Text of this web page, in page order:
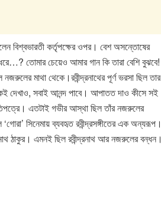
বিশ্বভারতী কর্তৃপক্ষের ওপর। বেশ অসন্তোষের
তোমার চেয়েও আমার গান কি তারা বেশি বুঝবে!
মাথা থেকে।রবীন্দ্রনাথের পূর্ণ ভরসা ছিল তার
দেখাও, সবাই আনন্দ পাবে। আপাতত দাও কীসে সই
এতটাই গভীর আস্থা ছিল তাঁর নজরুলের
সিনেমায় ব্যবহৃত রবীন্দ্রসঙ্গীতের এক অন্যরূপ।
ঠাকুর। এমনই ছিল রবীন্দ্রনাথ আর নজরুলের বন্ধন।